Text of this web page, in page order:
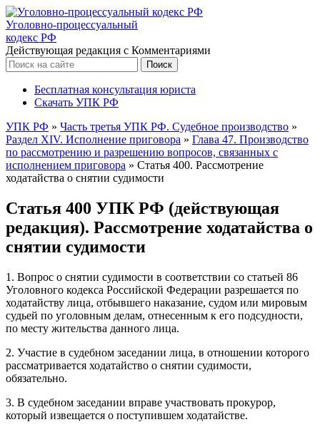
Уголовно-процессуальный
кодекс РФ
Действующая редакция с Комментариями
Бесплатная консультация юриста
Скачать УПК РФ
УПК РФ » Часть третья УПК РФ. Судебное производство »
Раздел XIV. Исполнение приговора » Глава 47. Производство
по рассмотрению и разрешению вопросов, связанных с
исполнением приговора » Статья 400. Рассмотрение
ходатайства о снятии судимости
Статья 400 УПК РФ (действующая
редакция). Рассмотрение ходатайства о
снятии судимости
1. Вопрос о снятии судимости в соответствии со статьей 86
Уголовного кодекса Российской Федерации разрешается по
ходатайству лица, отбывшего наказание, судом или мировым
судьей по уголовным делам, отнесенным к его подсудности,
по месту жительства данного лица.
2. Участие в судебном заседании лица, в отношении которого
рассматривается ходатайство о снятии судимости,
обязательно.
3. В судебном заседании вправе участвовать прокурор,
который извещается о поступившем ходатайстве.